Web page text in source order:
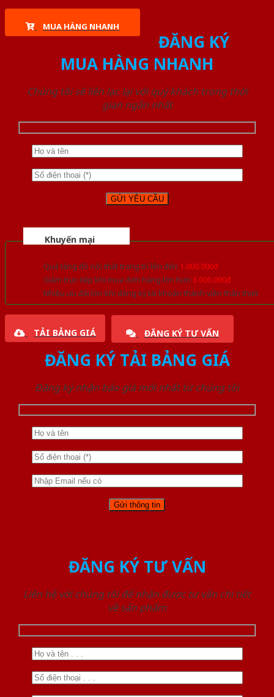
MUA HÀNG NHANH
ĐĂNG KÝ
MUA HÀNG NHANH
Chúng tôi sẽ liên lạc lại với quý khách trong thời
gian ngắn nhất
Khuyến mại
Quà tặng đồ nội thất trang trí lên đến 1.000.000đ
Giảm trực tiếp khi mua đơn hàng lớn hơn 3.000.000đ
Nhiều ưu đãi lớn khi đăng ký tài khoản thành viên thân thiết
TẢI BẢNG GIÁ ĐĂNG KÝ TƯ VẤN
ĐĂNG KÝ TẢI BẢNG GIÁ
Đăng ký nhận báo giá mới nhất từ chúng tôi
ĐĂNG KÝ TƯ VẤN
Liên hệ với chúng tôi để nhận được tư vấn chi tiết
về sản phẩm